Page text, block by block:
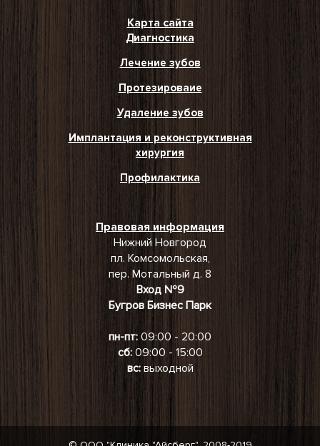
Карта сайта
Диагностика
Лечение зубов
Протезироваие
Удаление зубов
Имплантация и реконструктивная
хирургия
Профилактика
Правовая информация
Нижний Новгород
пл. Комсомольская,
пер. Мотальный д. 8
Вход №9
Бугров Бизнес Парк
пн-пт: 09:00 - 20:00
сб:09:00 - 15:00
вс:выходной